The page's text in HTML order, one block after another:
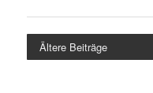
Ältere Beiträge